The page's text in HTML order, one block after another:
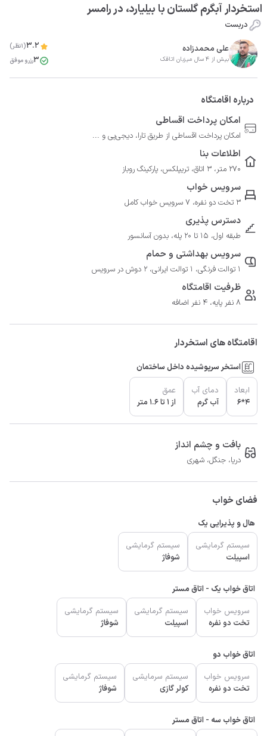
استخردار آبگرم گلستان با بیلیارد، در رامسر
دربست
علی محمدزاده
بیش از 4 سال میزبان اتاقک
3.2(1نظر)
3رزرو موفق
درباره اقامتگاه
امکان پرداخت اقساطی
امکان پرداخت اقساطی از طریق تارا، دیجی‌پی و ...
اطلاعات بنا
270 متر، 3 اتاق، تریپلکس، پارکینگ روباز
سرویس خواب
3 تخت دو نفره، 7 سرویس خواب کامل
دسترس پذیری
طبقه اول، 15 تا 20 پله، بدون آسانسور
سرویس بهداشتی و حمام
1 توالت فرنگی، 1 توالت ایرانی، 2 دوش در سرویس
ظرفیت اقامتگاه
8 نفر پایه، 4 نفر اضافه
اقامتگاه های استخردار
استخر سرپوشیده داخل ساختمان
ابعاد
4*6
دمای آب
آب گرم
عمق
از 1 تا 1.6 متر
بافت و چشم انداز
دریا، جنگل، شهری
فضای خواب
هال و پذیرایی یک
سیستم گرمایشی
اسپیلت
سیستم گرمایشی
شوفاژ
اتاق خواب یک - اتاق مستر
سرویس خواب
تخت دو نفره
سیستم گرمایشی
اسپیلت
سیستم گرمایشی
شوفاژ
اتاق خواب دو
سرویس خواب
تخت دو نفره
سیستم سرمایشی
کولر گازی
سیستم گرمایشی
شوفاژ
اتاق خواب سه - اتاق مستر